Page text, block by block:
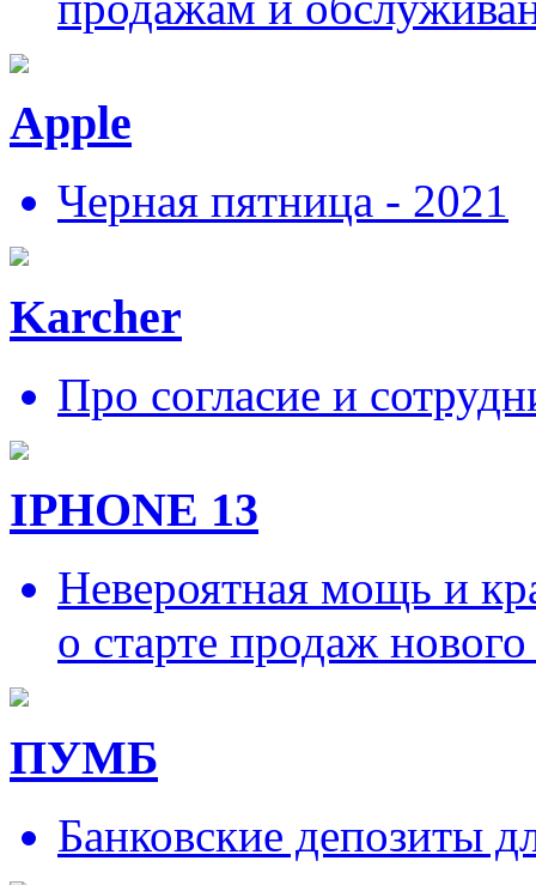
Apple
Черная пятница - 2021
Karcher
Про согласие и
IPHONE 13
Невероятная мощь и
о старте продаж
ПУМБ
Банковские депозиты